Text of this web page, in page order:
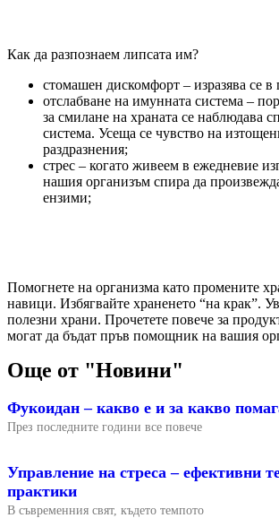
Как да разпознаем липсата им?
стомашен дискомфорт – изразява се в
отслабване на имунната система –
за смилане на храната се наблюдава
система. Усеща се чувство на
раздразнения;
стрес – когато живеем в ежедневие
нашия организъм спира да
ензими;
Помогнете на организма като промените
навици. Избягвайте храненето “на крак”.
полезни храни. Прочетете повече за
могат да бъдат пръв помощник на вашия
Още от "Новини"
Фукоидан – какво е и за какво
През последните години все повече
Управление на стреса – ефективни
практики
В съвременния свят, където темпото